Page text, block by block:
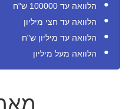
הלוואה עד 100000 ש"ח
הלוואה עד חצי מיליון
הלוואה עד מיליון ש"ח
הלוואה מעל מיליון